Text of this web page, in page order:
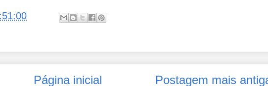
Postagem mais
Página inicial